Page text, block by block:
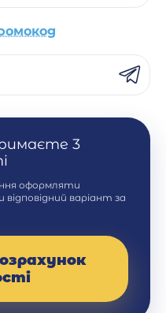
3
оформляти
варіант за